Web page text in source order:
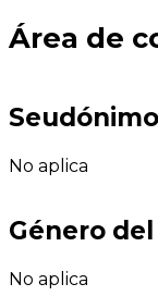
Área de
Seudónimo
No aplica
Género
No aplica